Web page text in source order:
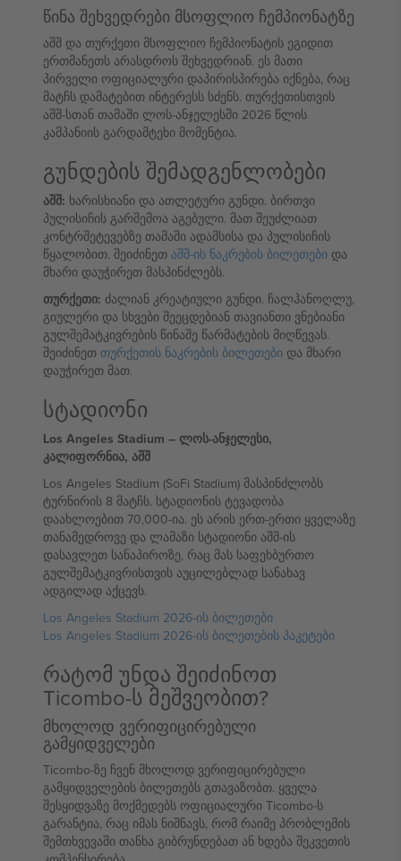
წინა შეხვედრები მსოფლიო ჩემპიონატზე
აშშ და თურქეთი მსოფლიო ჩემპიონატის ეგიდით
ერთმანეთს არასდროს შეხვედრიან. ეს მათი
პირველი ოფიციალური დაპირისპირება იქნება, რაც
მატჩს დამატებით ინტერესს სძენს. თურქეთისთვის
აშშ-სთან თამაში ლოს-ანჯელესში 2026 წლის
კამპანიის გარდამტეხი მომენტია.
გუნდების შემადგენლობები
აშშ: ხარისხიანი და ათლეტური გუნდი. ბირთვი
პულისიჩის გარშემოა აგებული. მათ შეუძლიათ
კონტრშეტევებზე თამაში ადამსისა და პულისიჩის
წყალობით. შეიძინეთ აშშ-ის ნაკრების ბილეთები და
მხარი დაუჭირეთ მასპინძლებს.
თურქეთი: ძალიან კრეატიული გუნდი. ჩალჰანოღლუ,
გიულერი და სხვები შეეცდებიან თავიანთი ვნებიანი
გულშემატკივრების წინაშე წარმატების მიღწევას.
შეიძინეთ თურქეთის ნაკრების ბილეთები და მხარი
დაუჭირეთ მათ.
სტადიონი
Los Angeles Stadium – ლოს-ანჯელესი,
კალიფორნია, აშშ
Los Angeles Stadium (SoFi Stadium) მასპინძლობს
ტურნირის 8 მატჩს. სტადიონის ტევადობა
დაახლოებით 70,000-ია. ეს არის ერთ-ერთი ყველაზე
თანამედროვე და ლამაზი სტადიონი აშშ-ის
დასავლეთ სანაპიროზე, რაც მას საფეხბურთო
გულშემატკივრისთვის აუცილებლად სანახავ
ადგილად აქცევს.
Los Angeles Stadium 2026-ის ბილეთები
Los Angeles Stadium 2026-ის ბილეთების პაკეტები
რატომ უნდა შეიძინოთ
Ticombo-ს მეშვეობით?
მხოლოდ ვერიფიცირებული
გამყიდველები
Ticombo-ზე ჩვენ მხოლოდ ვერიფიცირებული
გამყიდველების ბილეთებს გთავაზობთ. ყველა
შესყიდვაზე მოქმედებს ოფიციალური Ticombo-ს
გარანტია, რაც იმას ნიშნავს, რომ რაიმე პრობლემის
შემთხვევაში თანხა გიბრუნდებათ ან ხდება შეკვეთის